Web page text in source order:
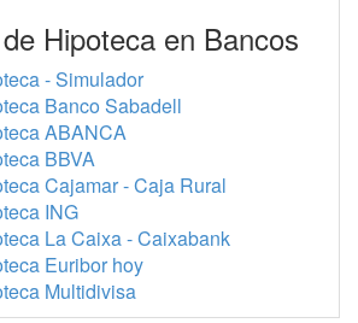
Hipoteca en Bancos
- Simulador
Banco Sabadell
ABANCA
BBVA
Cajamar - Caja Rural
ING
La Caixa - Caixabank
Euribor hoy
Multidivisa